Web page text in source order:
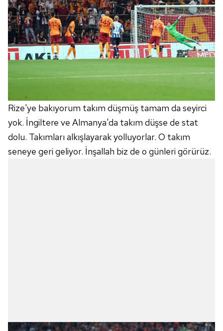
Rize'ye bakıyorum takım düşmüş tamam da seyirci
yok. İngiltere ve Almanya'da takım düşse de stat
dolu. Takımları alkışlayarak yolluyorlar. O takım
seneye geri geliyor. İnşallah biz de o günleri görürüz.